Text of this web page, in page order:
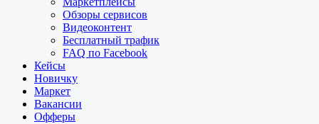
Обзоры сервисов
Видеоконтент
Бесплатный трафик
FAQ по Facebook
Кейсы
Новичку
Маркет
Вакансии
Офферы